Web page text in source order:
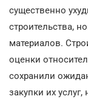
существенно
строительства,
материалов.
оценки
сохранили
закупки их